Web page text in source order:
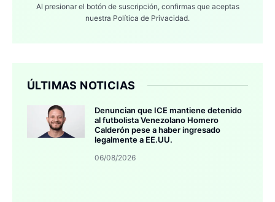
Al presionar el botón de suscripción, confirmas que aceptas
nuestra Política de Privacidad.
ÚLTIMAS NOTICIAS
Denuncian que ICE mantiene detenido
al futbolista Venezolano Homero
Calderón pese a haber ingresado
legalmente a EE.UU.
06/08/2026